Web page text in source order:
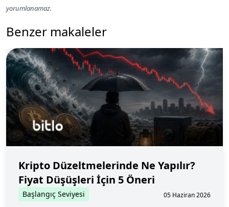
yorumlanamaz.
Benzer makaleler
Kripto Düzeltmelerinde Ne Yapılır?
Fiyat Düşüşleri İçin 5 Öneri
Başlangıç Seviyesi 05 Haziran 2026